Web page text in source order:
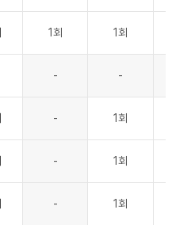
1회 1회
- -
- 1회
- 1회
- 1회